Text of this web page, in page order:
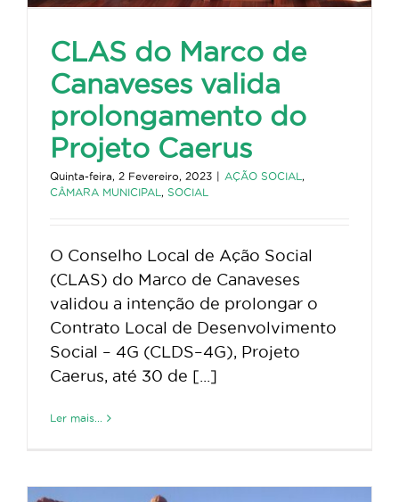
CLAS do Marco de
Canaveses valida
prolongamento do
Projeto Caerus
Quinta-feira, 2 Fevereiro, 2023 AÇÃO SOCIAL ,
CÂMARA MUNICIPAL , SOCIAL
O Conselho Local de Ação Social
(CLAS) do Marco de Canaveses
validou a intenção de prolongar o
Contrato Local de Desenvolvimento
Social – 4G (CLDS–4G), Projeto
Caerus, até 30 de [...]
Ler mais...